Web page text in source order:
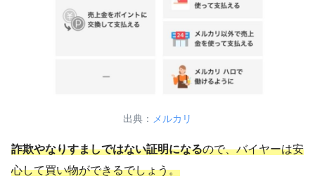
出典： メルカリ
詐欺やなりすましではない証明になるので、バイヤーは安
心して買い物ができるでしょう。